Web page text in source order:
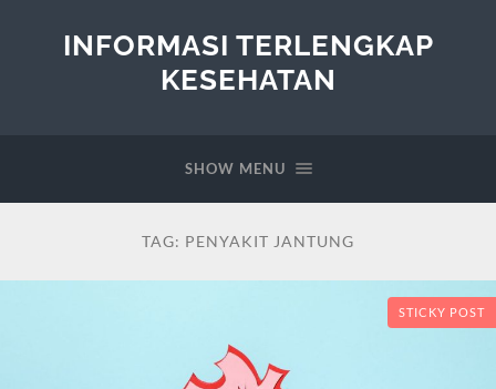
INFORMASI TERLENGKAP
KESEHATAN
SHOW MENU
TAG: PENYAKIT JANTUNG
STICKY POST